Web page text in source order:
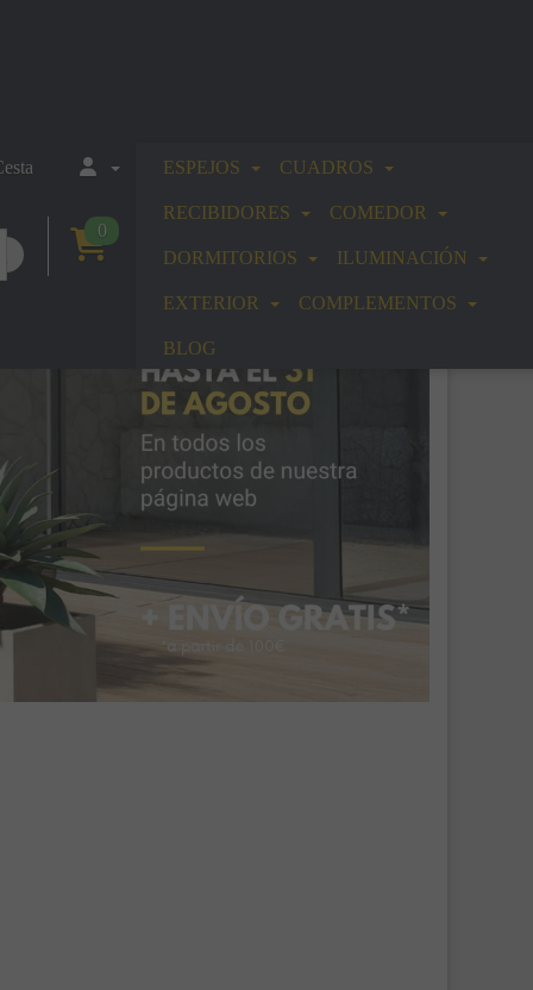
0
ESPEJOS CUADROS
RECIBIDORES COMEDOR
DORMITORIOS ILUMINACIÓN
EXTERIOR COMPLEMENTOS
BLOG